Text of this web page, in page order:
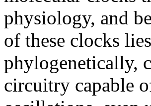
physiology, and
of these clocks
phylogenetically,
circuitry capable